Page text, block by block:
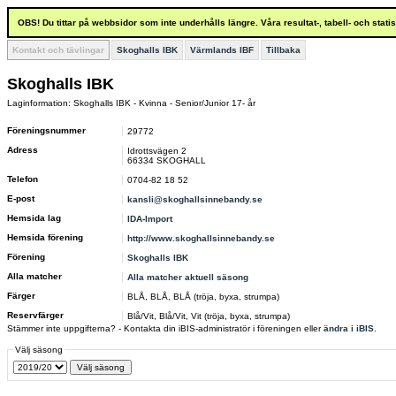
OBS! Du tittar på webbsidor som inte underhålls längre. Våra resultat-, tabell- och
Kontakt och tävlingar Skoghalls IBK Värmlands IBF Tillbaka
Skoghalls IBK
Laginformation: Skoghalls IBK - Kvinna - Senior/Junior 17- år
Föreningsnummer
29772
Adress
Idrottsvägen 2
66334 SKOGHALL
Telefon
0704-82 18 52
E-post
kansli@skoghallsinnebandy.se
Hemsida lag
IDA-Import
Hemsida förening
http://www.skoghallsinnebandy.se
Förening
Skoghalls IBK
Alla matcher
Alla matcher aktuell säsong
Färger
BLÅ, BLÅ, BLÅ (tröja, byxa, strumpa)
Reservfärger
Blå/Vit, Blå/Vit, Vit (tröja, byxa, strumpa)
Stämmer inte uppgifterna? - Kontakta din iBIS-administratör i föreningen ellerändra i iBIS
Välj säsong